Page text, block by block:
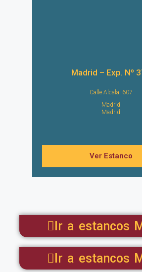
Madrid – Exp. Nº
Calle Alcala, 607
Madrid
Madrid
Ver Estanco
Ir a estancos
Ir a estancos